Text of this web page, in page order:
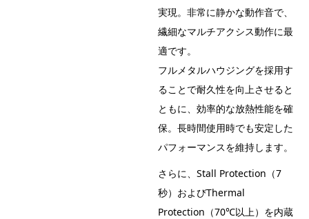
実現。非常に静かな動作音で、
繊細なマルチアクシス動作に最
適です。
フルメタルハウジングを採用す
ることで耐久性を向上させると
ともに、効率的な放熱性能を確
保。長時間使用時でも安定した
パフォーマンスを維持します。
さらに、Stall Protection（7
秒）およびThermal
Protection（70℃以上）を内蔵